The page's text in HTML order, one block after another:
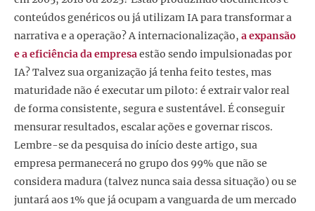
conteúdos genéricos ou já utilizam IA para transformar a
narrativa e a operação? A internacionalização, a expansão
e a eficiência da empresaestão sendo impulsionadas por
IA? Talvez sua organização já tenha feito testes, mas
maturidade não é executar um piloto: é extrair valor real
de forma consistente, segura e sustentável. É conseguir
mensurar resultados, escalar ações e governar riscos.
Lembre-se da pesquisa do início deste artigo, sua
empresa permanecerá no grupo dos 99% que não se
considera madura (talvez nunca saia dessa situação) ou se
juntará aos 1% que já ocupam a vanguarda de um mercado